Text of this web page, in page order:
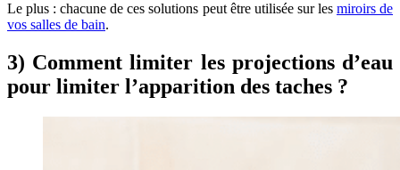
Le plus : chacune de ces solutions peut être utilisée sur les miroirs de
vos salles de bain.
3) Comment limiter les projections d’eau
pour limiter l’apparition des taches ?